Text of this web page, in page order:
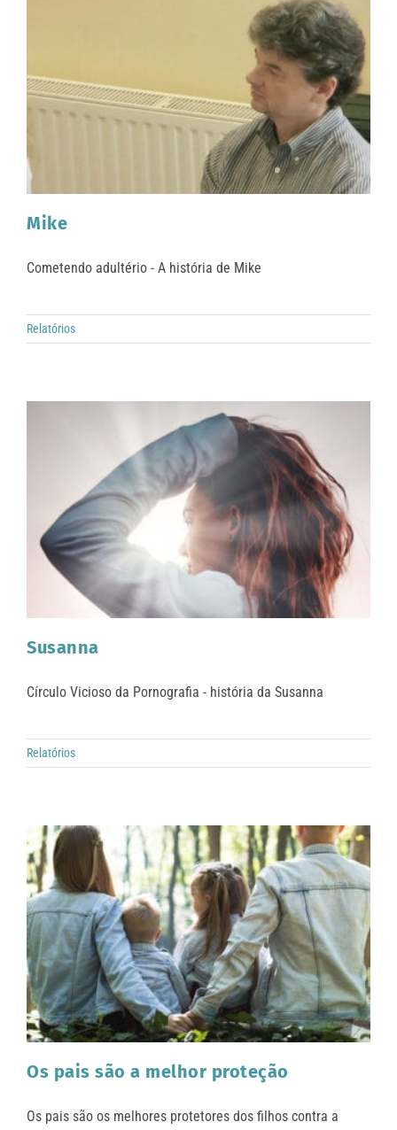
Mike
Cometendo adultério - A história de Mike
Relatórios
Susanna
Círculo Vicioso da Pornografia - história da Susanna
Relatórios
Os pais são a melhor proteção
Os pais são os melhores protetores dos filhos contra a